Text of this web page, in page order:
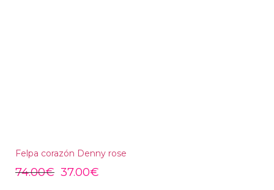
Felpa corazón Denny rose
74.00€ 37.00€